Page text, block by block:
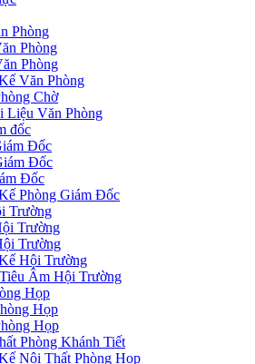
Phòng
Phòng
Phòng
Văn Phòng
Chờ
Liệu Văn Phòng
đốc
Đốc
Đốc
Đốc
Phòng Giám Đốc
Trường
Trường
Trường
Hội Trường
Âm Hội Trường
Họp
Họp
Họp
Phòng Khánh Tiết
Nội Thất Phòng Họp